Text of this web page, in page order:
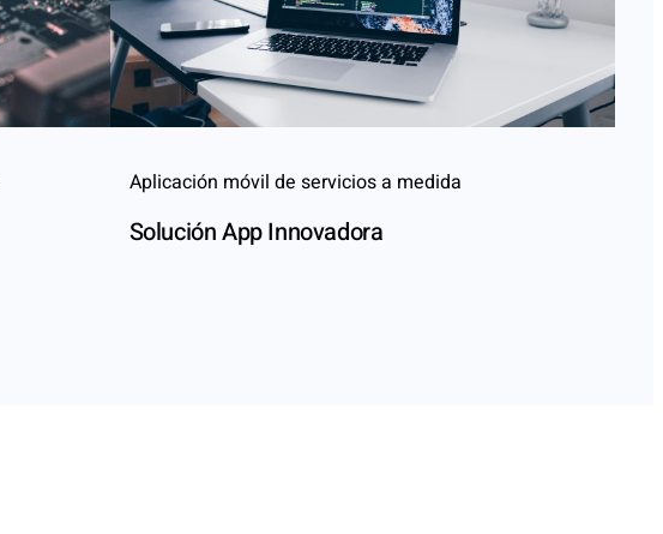
Aplicación móvil de servicios a medida
Solución App Innovadora